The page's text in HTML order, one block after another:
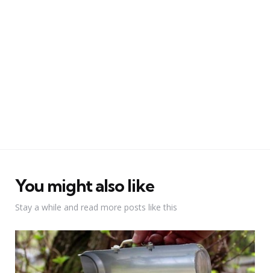
You might also like
Stay a while and read more posts like this